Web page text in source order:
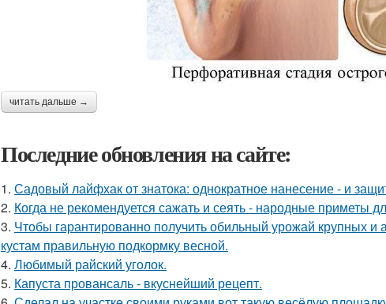
читать дальше →
Последние обновления на сайте:
1. Садовый лайфхак от знатока: однократное нанесение - и
2. Когда не рекомендуется сажать и сеять - народные приметы
3. Чтобы гарантированно получить обильный урожай крупных
кустам правильную подкормку весной.
4. Любимый райский уголок.
5. Капуста провансаль - вкуснейший рецепт.